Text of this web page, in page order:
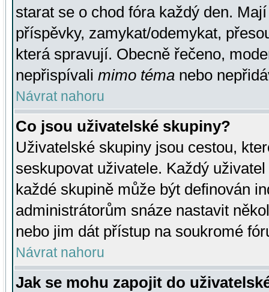
starat se o chod fóra každý den.
příspěvky, zamykat/odemykat,
která spravují. Obecně řečeno,
nepřispívali mimo téma nebo
Návrat nahoru
Co jsou uživatelské skupiny?
Uživatelské skupiny jsou cestou,
seskupovat uživatele. Každý
každé skupině může být definován
administrátorům snáze nastavit
nebo jim dát přístup na soukromé
Návrat nahoru
Jak se mohu zapojit do